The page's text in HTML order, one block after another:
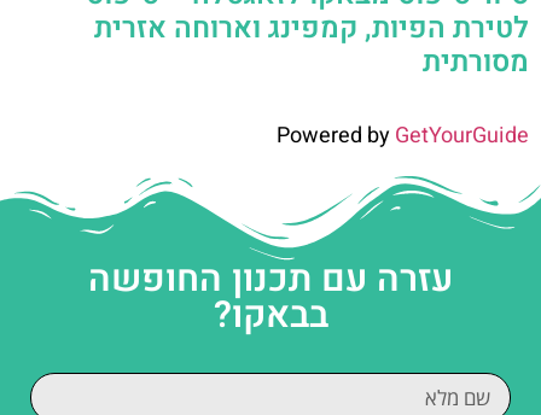
לטירת הפיות, קמפינג וארוחה אזרית
מסורתית
Powered byGetYourGuide
עזרה עם תכנון החופשה
בבאקו?